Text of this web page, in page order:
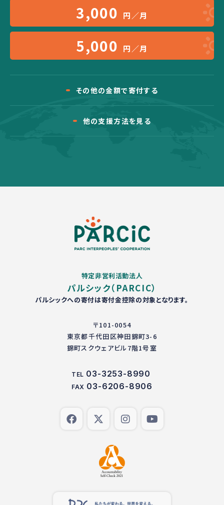
3,000 円／月
5,000 円／月
その他の金額で寄付する
他の支援方法を見る
特定非営利活動法人
パルシック（PARCIC）
パルシックへの寄付は寄付金控除の対象となります。
〒101-0054
東京都千代田区神田錦町3-6
錦町スクウェアビル7階1号室
TEL 03-3253-8990
FAX 03-6206-8906